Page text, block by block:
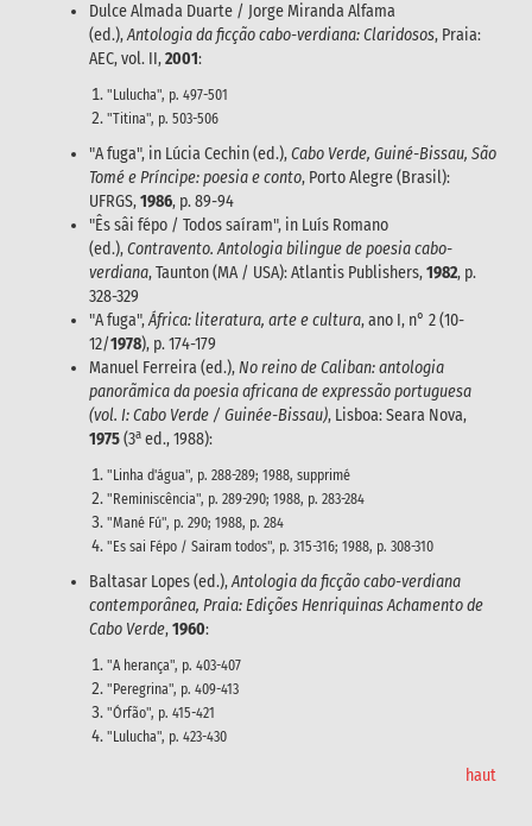
Dulce Almada Duarte / Jorge Miranda Alfama
(ed.),Antologia da ficção cabo-verdiana: Claridosos, Praia:
AEC, vol. II,2001:
"Lulucha", p. 497-501
"Titina", p. 503-506
"A fuga", in Lúcia Cechin (ed.),Cabo Verde, Guiné-Bissau, São
Tomé e Príncipe: poesia e conto, Porto Alegre (Brasil):
UFRGS,1986, p. 89-94
"Ês sâi fépo / Todos saíram", in Luís Romano
(ed.),Contravento. Antologia bilingue de poesia cabo-
verdiana, Taunton (MA / USA): Atlantis Publishers,1982, p.
328-329
"A fuga",África: literatura, arte e cultura, ano I, n° 2 (10-
12/1978), p. 174-179
Manuel Ferreira (ed.),No reino de Caliban: antologia
panorãmica da poesia africana de expressão portuguesa
(vol. I: Cabo Verde / Guinée-Bissau), Lisboa: Seara Nova,
1975(3a ed., 1988):
"Linha d'água", p. 288-289; 1988, supprimé
"Reminiscência", p. 289-290; 1988, p. 283-284
"Mané Fú", p. 290; 1988, p. 284
"Es sai Fépo / Sairam todos", p. 315-316; 1988, p. 308-310
Baltasar Lopes (ed.),Antologia da ficção cabo-verdiana
contemporânea, Praia: Edições Henriquinas Achamento de
Cabo Verde,1960:
"A herança", p. 403-407
"Peregrina", p. 409-413
"Órfão", p. 415-421
"Lulucha", p. 423-430
haut